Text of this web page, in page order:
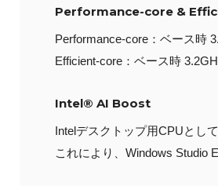
Performance-core &
Performance-core：ベース時
Efficient-core：ベース時
Intel® AI Boost
Intelデスクトップ用CPUとし
これにより、Windows Studio